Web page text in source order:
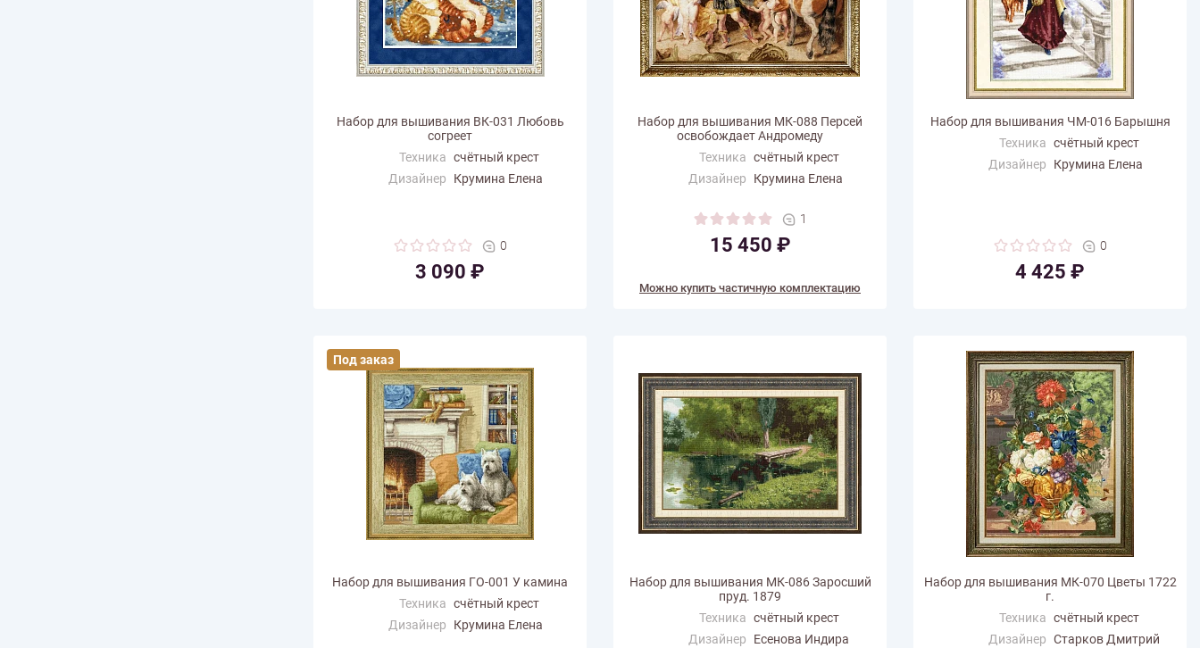
Набор для вышивания ВК-031 Любовь
согреет
3 090 ₽
Техника счётный крест
Дизайнер
Крумина Елена
(см)
Количество цветов 36
0
Набор для вышивания МК-088 Персей
освобождает Андромеду
15 450 ₽
Техника счётный крест
Дизайнер
Крумина Елена
горизонтали (см)
Размер по вертикали
(см)
62
1
Можно купить частичную комплектацию
Набор для вышивания ЧМ-016 Барышня
4 425 ₽
Техника счётный крест
Дизайнер
Крумина Елена
0
Набор для вышивания ГО-001 У камина
Техника счётный крест
Дизайнер
Крумина Елена
Под заказ
Набор для вышивания МК-086 Заросший
пруд. 1879
Техника счётный крест
Дизайнер
Есенова Индира
Набор для вышивания МК-070 Цветы 1722
г.
Техника счётный крест
Дизайнер Старков Дмитрий